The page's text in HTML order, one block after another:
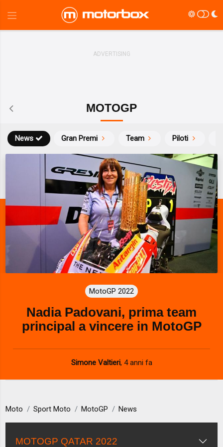
MOTOGP
News Gran Premi Team Piloti
MotoGP 2022
Nadia Padovani, prima team
principal a vincere in MotoGP
Simone Valtieri, 4 anni fa
Moto Sport Moto MotoGP News
MOTOGP QATAR 2022